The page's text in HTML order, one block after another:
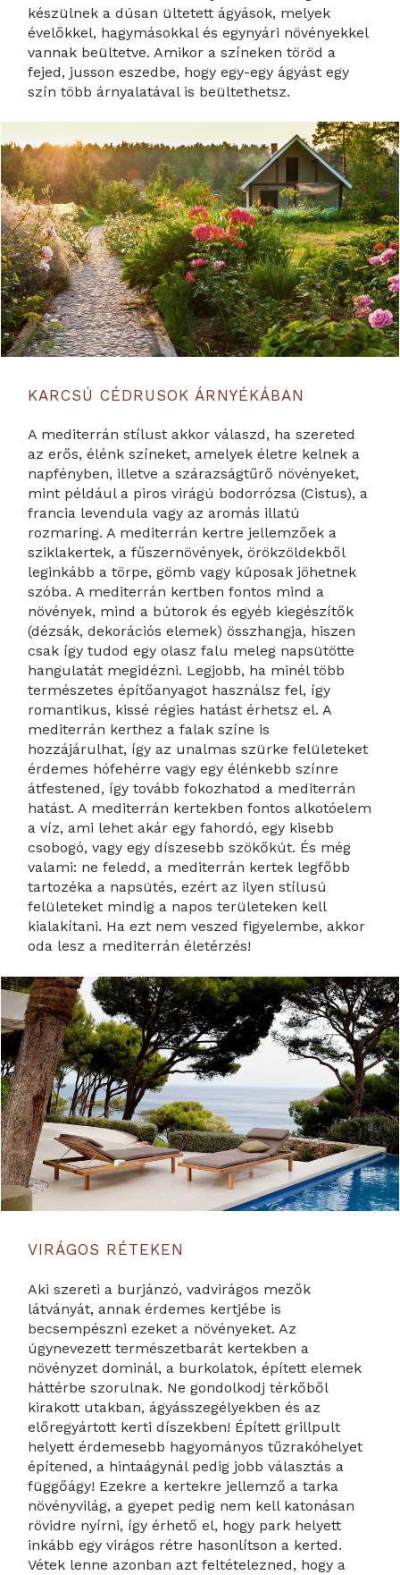
készülnek a dúsan ültetett ágyások, melyek
évelőkkel, hagymásokkal és egynyári növényekkel
vannak beültetve. Amikor a színeken töröd a
fejed, jusson eszedbe, hogy egy-egy ágyást egy
szín több árnyalatával is beültethetsz.
KARCSÚ CÉDRUSOK ÁRNYÉKÁBAN
A mediterrán stílust akkor válaszd, ha szereted
az erős, élénk színeket, amelyek életre kelnek a
napfényben, illetve a szárazságtűrő növényeket,
mint például a piros virágú bodorrózsa (Cistus), a
francia levendula vagy az aromás illatú
rozmaring. A mediterrán kertre jellemzőek a
sziklakertek, a fűszernövények, örökzöldekből
leginkább a törpe, gömb vagy kúposak jöhetnek
szóba. A mediterrán kertben fontos mind a
növények, mind a bútorok és egyéb kiegészítők
(dézsák, dekorációs elemek) összhangja, hiszen
csak így tudod egy olasz falu meleg napsütötte
hangulatát megidézni. Legjobb, ha minél több
természetes építőanyagot használsz fel, így
romantikus, kissé régies hatást érhetsz el. A
mediterrán kerthez a falak színe is
hozzájárulhat, így az unalmas szürke felületeket
érdemes hófehérre vagy egy élénkebb színre
átfestened, így tovább fokozhatod a mediterrán
hatást. A mediterrán kertekben fontos alkotóelem
a víz, ami lehet akár egy fahordó, egy kisebb
csobogó, vagy egy díszesebb szökőkút. És még
valami: ne feledd, a mediterrán kertek legfőbb
tartozéka a napsütés, ezért az ilyen stílusú
felületeket mindig a napos területeken kell
kialakítani. Ha ezt nem veszed figyelembe, akkor
oda lesz a mediterrán életérzés!
VIRÁGOS RÉTEKEN
Aki szereti a burjánzó, vadvirágos mezők
látványát, annak érdemes kertjébe is
becsempészni ezeket a növényeket. Az
úgynevezett természetbarát kertekben a
növényzet dominál, a burkolatok, épített elemek
háttérbe szorulnak. Ne gondolkodj térkőből
kirakott utakban, ágyásszegélyekben és az
előregyártott kerti díszekben! Épített grillpult
helyett érdemesebb hagyományos tűzrakóhelyet
építened, a hintaágynál pedig jobb választás a
függőágy! Ezekre a kertekre jellemző a tarka
növényvilág, a gyepet pedig nem kell katonásan
rövidre nyírni, így érhető el, hogy park helyett
inkább egy virágos rétre hasonlítson a kerted.
Vétek lenne azonban azt feltételezned, hogy a